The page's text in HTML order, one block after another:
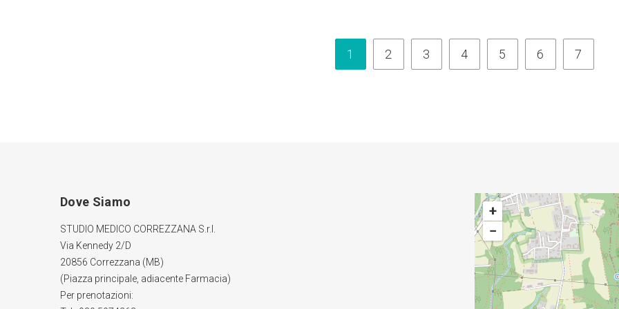
1 2 3 4 5 6 7
Dove Siamo
STUDIO MEDICO CORREZZANA S.r.l.
Via Kennedy 2/D
20856 Correzzana (MB)
(Piazza principale, adiacente Farmacia)
Per prenotazioni:
+
−